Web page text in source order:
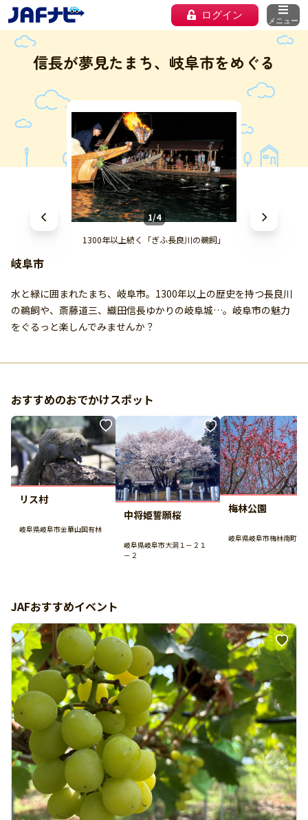
ログイン メニュー
信長が夢見たまち、岐阜市をめぐる
1/4
1300年以上続く「ぎふ長良川の鵜飼」
岐阜市
水と緑に囲まれたまち、岐阜市。1300年以上の歴史を持つ長良川
の鵜飼や、斎藤道三、織田信長ゆかりの岐阜城…。岐阜市の魅力
をぐるっと楽しんでみませんか？
おすすめのおでかけスポット
リス村
岐阜県岐阜市金華山国有林
中将姫誓願桜
岐阜県岐阜市大洞１－２１
－２
梅林公園
岐阜県岐阜市梅林南町
JAFおすすめイベント